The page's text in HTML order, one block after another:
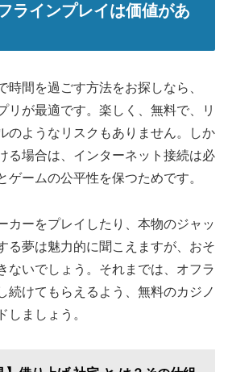
ラインプレイは価値があ
時間を過ごす方法をお探しなら、
リが最適です。楽しく、無料で、リ
のようなリスクもありません。しか
る場合は、インターネット接続は必
ゲームの公平性を保つためです。
カーをプレイしたり、本物のジャッ
る夢は魅力的に聞こえますが、おそ
ないでしょう。それまでは、オフラ
続けてもらえるよう、無料のカジノ
しましょう。